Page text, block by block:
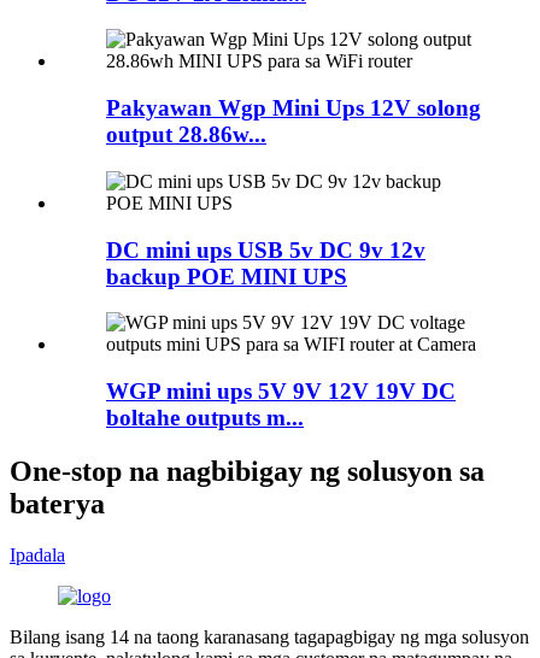
Pakyawan Wgp Mini Ups 12V solong
output 28.86w...
DC mini ups USB 5v DC 9v 12v
backup POE MINI UPS
WGP mini ups 5V 9V 12V 19V DC
boltahe outputs m...
One-stop na nagbibigay ng solusyon sa
baterya
Ipadala
Bilang isang 14 na taong karanasang tagapagbigay ng mga solusyon